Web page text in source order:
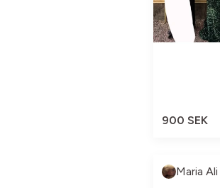
900 SEK
Maria Ali